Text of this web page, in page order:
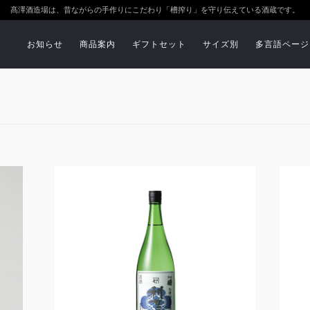
髙澤酒造場は、昔ながらの手作りにこだわり「槽搾り」を守り伝えている酒蔵です。
お知らせ 商品案内 ギフトセット サイズ別 多言語ページ